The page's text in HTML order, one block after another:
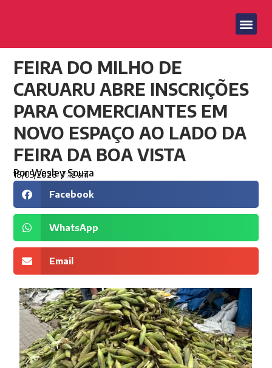
FEIRA DO MILHO DE
CARUARU ABRE INSCRIÇÕES
PARA COMERCIANTES EM
NOVO ESPAÇO AO LADO DA
FEIRA DA BOA VISTA
PorWesley Souza
18/05/2026 7:12 am
Facebook
WhatsApp
Email